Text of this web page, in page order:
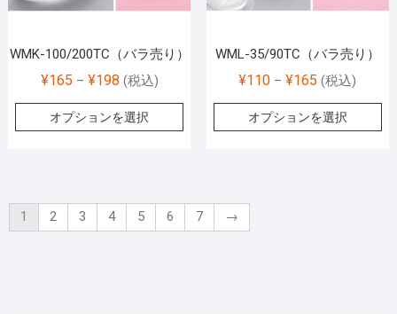
WMK-100/200TC（バラ売り）
¥165 – ¥198 (税込)
オプションを選択
WML-35/90TC（バラ売り）
¥110 –¥165 (税込)
オプションを選択
1 2 3 4 5 6 7 →